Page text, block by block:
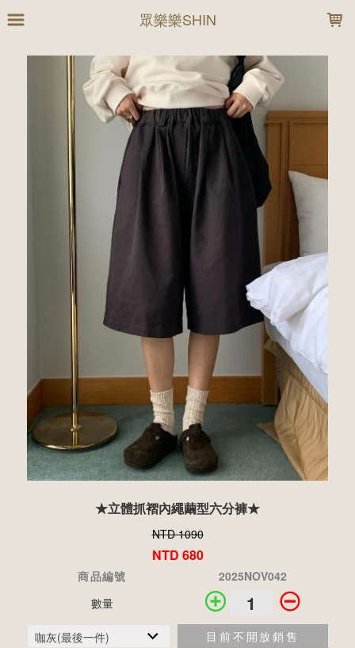
眾樂樂SHIN
★立體抓褶內繩繭型六分褲★
NTD 1090
NTD 680
商品編號
2025NOV042
數量
目前不開放銷售